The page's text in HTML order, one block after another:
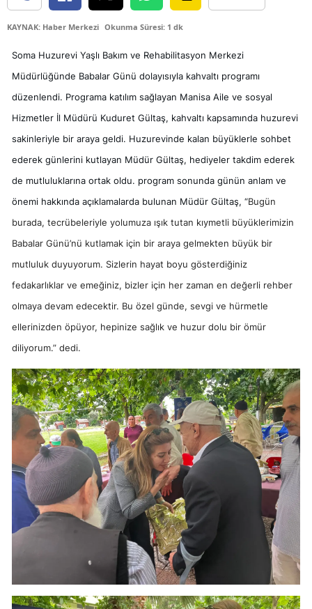
KAYNAK: Haber Merkezi Okunma Süresi: 1 dk
Soma Huzurevi Yaşlı Bakım ve Rehabilitasyon Merkezi
Müdürlüğünde Babalar Günü dolayısıyla kahvaltı programı
düzenlendi. Programa katılım sağlayan Manisa Aile ve sosyal
Hizmetler İl Müdürü Kuduret Gültaş, kahvaltı kapsamında huzurevi
sakinleriyle bir araya geldi. Huzurevinde kalan büyüklerle sohbet
ederek günlerini kutlayan Müdür Gültaş, hediyeler takdim ederek
de mutluluklarına ortak oldu. program sonunda günün anlam ve
önemi hakkında açıklamalarda bulunan Müdür Gültaş, “Bugün
burada, tecrübeleriyle yolumuza ışık tutan kıymetli büyüklerimizin
Babalar Günü’nü kutlamak için bir araya gelmekten büyük bir
mutluluk duyuyorum. Sizlerin hayat boyu gösterdiğiniz
fedakarlıklar ve emeğiniz, bizler için her zaman en değerli rehber
olmaya devam edecektir. Bu özel günde, sevgi ve hürmetle
ellerinizden öpüyor, hepinize sağlık ve huzur dolu bir ömür
diliyorum.” dedi.